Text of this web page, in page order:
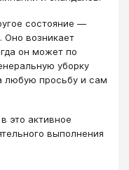
состояние ―
Оно возникает
он может по
уборку
любую просьбу и сам
это активное
выполнения